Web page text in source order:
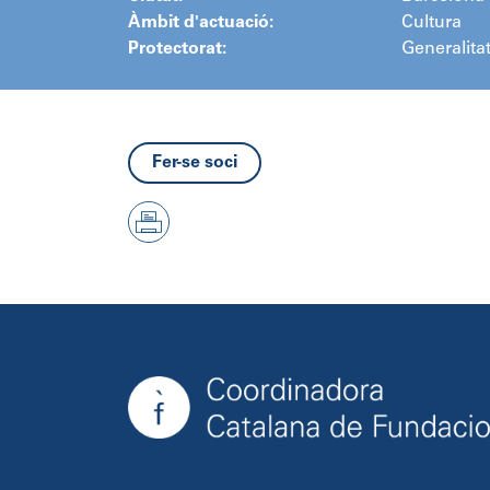
Àmbit d'actuació:
Cultura
Protectorat:
Fer-se soci